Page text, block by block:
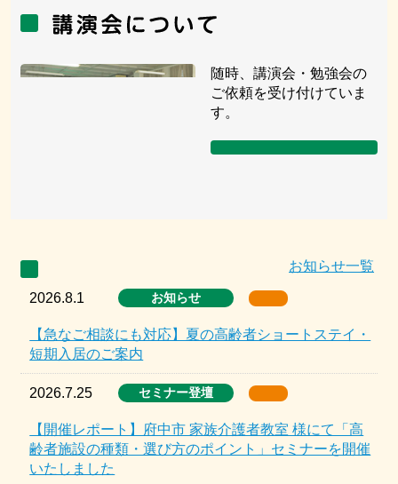
随時、講演会・勉強会の
ご依頼を受け付けていま
す。
お知らせ一覧
2026.8.1 お知らせ
【急なご相談にも対応】夏の高齢者ショートステイ・
短期入居のご案内
2026.7.25 セミナー登壇
【開催レポート】府中市 家族介護者教室 様にて「高
齢者施設の種類・選び方のポイント」セミナーを開催
いたしました